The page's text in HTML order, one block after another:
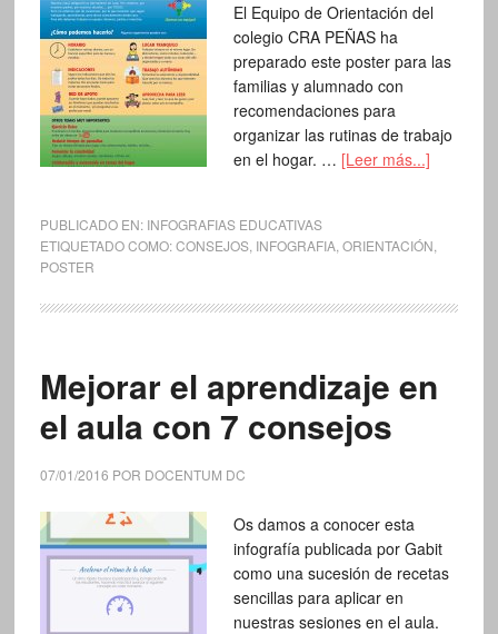
El Equipo de Orientación del
colegio CRA PEÑAS ha
preparado este poster para las
familias y alumnado con
recomendaciones para
organizar las rutinas de trabajo
en el hogar. … [Leer más...]
PUBLICADO EN: INFOGRAFIAS EDUCATIVAS
ETIQUETADO COMO:CONSEJOS, INFOGRAFIA, ORIENTACIÓN
POSTER
Mejorar el aprendizaje en
el aula con 7 consejos
07/01/2016 POR DOCENTUM DC
Os damos a conocer esta
infografía publicada por Gabit
como una sucesión de recetas
sencillas para aplicar en
nuestras sesiones en el aula.